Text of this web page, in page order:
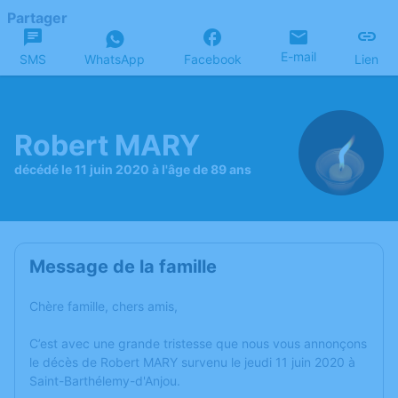
Partager
SMS WhatsApp Facebook E-mail Lien
Robert MARY
décédé le 11 juin 2020 à l'âge de 89 ans
Message de la famille
Chère famille, chers amis,
C’est avec une grande tristesse que nous vous annonçons
le décès de Robert MARY survenu le jeudi 11 juin 2020 à
Saint-Barthélemy-d'Anjou.